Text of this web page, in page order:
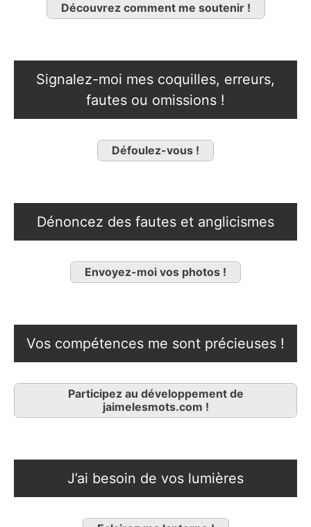
Découvrez comment me soutenir !
Signalez-moi mes coquilles, erreurs,
fautes ou omissions !
Défoulez-vous !
Dénoncez des fautes et anglicismes
Envoyez-moi vos photos !
Vos compétences me sont précieuses !
Participez au développement de
jaimelesmots.com !
J’ai besoin de vos lumières